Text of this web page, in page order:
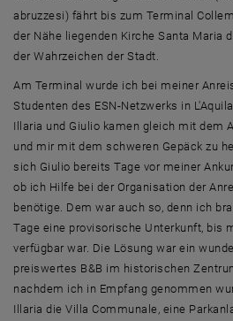
abruzzesi) fährt bis zum Terminal
der Nähe liegenden Kirche Santa Maria
der Wahrzeichen der Stadt.
Am Terminal wurde ich bei meiner
Studenten des ESN-Netzwerks in
Illaria und Giulio kamen gleich mit dem
und mir mit dem schweren Gepäck zu
sich Giulio bereits Tage vor meiner
ob ich Hilfe bei der Organisation der
benötige. Dem war auch so, denn ich
Tage eine provisorische Unterkunft, bis
verfügbar war. Die Lösung war ein
preiswertes B&B im historischen
nachdem ich in Empfang genommen
Illaria die Villa Communale, eine